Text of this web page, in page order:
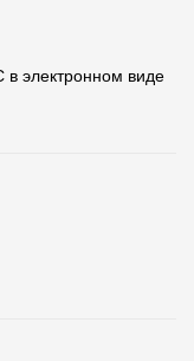
электронном виде